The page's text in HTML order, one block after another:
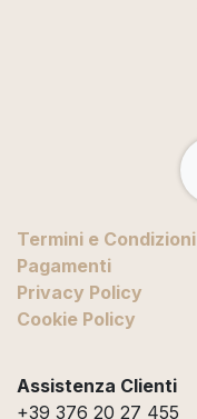
Termini e Condizioni
Pagamenti
Privacy Policy
Cookie Policy
Assistenza Clienti
+39 376 20 27 455